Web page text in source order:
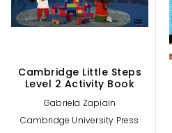
Cambridge Little Steps
Level 2 Activity Book
Gabriela Zapiain
Cambridge University Press